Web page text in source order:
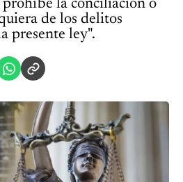
prohíbe la conciliación o
de los delitos
presente ley".